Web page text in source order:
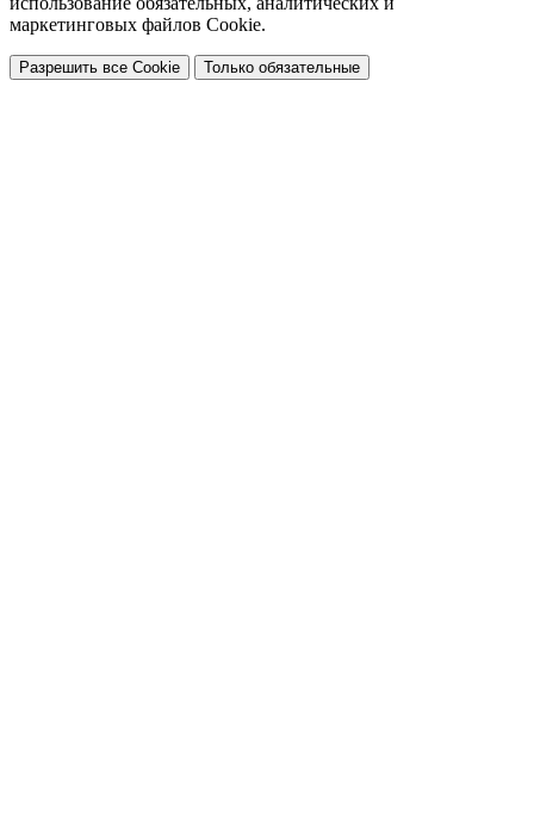
маркетинговых файлов Cookie.
Разрешить все Cookie Только обязательные